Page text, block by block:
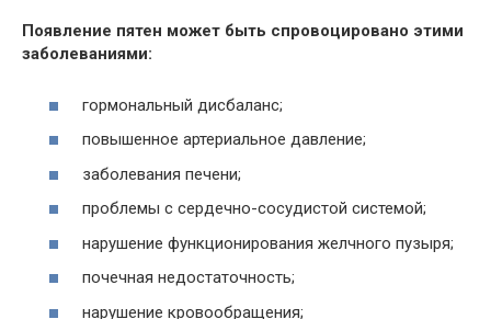
Появление пятен может быть спровоцировано этими
заболеваниями:
гормональный дисбаланс;
повышенное артериальное давление;
заболевания печени;
проблемы с сердечно-сосудистой системой;
нарушение функционирования желчного пузыря;
почечная недостаточность;
нарушение кровообращения;